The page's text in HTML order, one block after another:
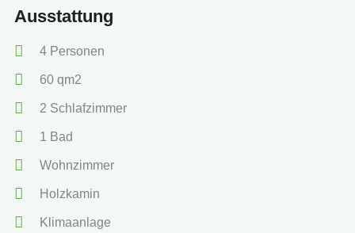
Ausstattung
4 Personen
60 qm2
2 Schlafzimmer
1 Bad
Wohnzimmer
Holzkamin
Klimaanlage